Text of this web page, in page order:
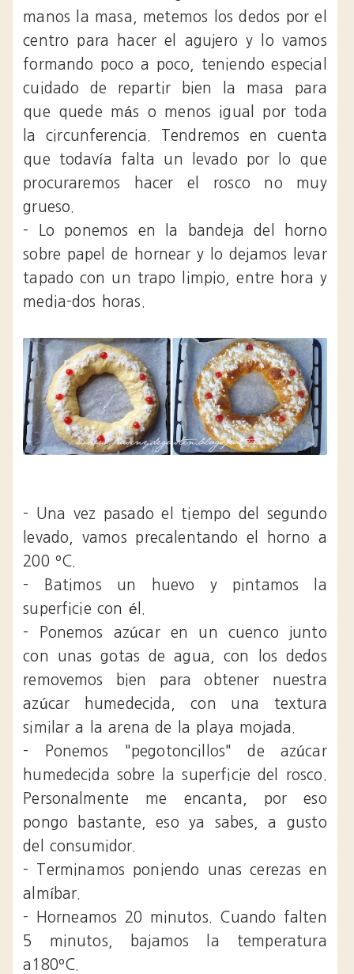
manos la masa, metemos los dedos por el
centro para hacer el agujero y lo vamos
formando poco a poco, teniendo especial
cuidado de repartir bien la masa para
que quede más o menos igual por toda
la circunferencia. Tendremos en cuenta
que todavía falta un levado por lo que
procuraremos hacer el rosco no muy
grueso.
- Lo ponemos en la bandeja del horno
sobre papel de hornear y lo dejamos levar
tapado con un trapo limpio, entre hora y
media-dos horas.
- Una vez pasado el tiempo del segundo
levado, vamos precalentando el horno a
200 ºC.
- Batimos un huevo y pintamos la
superficie con él.
- Ponemos azúcar en un cuenco junto
con unas gotas de agua, con los dedos
removemos bien para obtener nuestra
azúcar humedecida, con una textura
similar a la arena de la playa mojada.
- Ponemos "pegotoncillos" de azúcar
humedecida sobre la superficie del rosco.
Personalmente me encanta, por eso
pongo bastante, eso ya sabes, a gusto
del consumidor.
- Terminamos poniendo unas cerezas en
almíbar.
- Horneamos 20 minutos. Cuando falten
5 minutos, bajamos la temperatura
a180ºC.